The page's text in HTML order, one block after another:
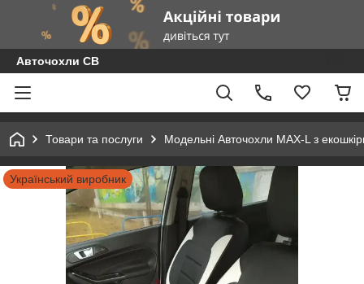
Авточохли СВ
Товари та послуги Модельні Авточохли MAX-L з
Український виробник